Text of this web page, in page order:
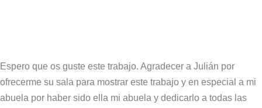
Espero que os guste este trabajo. Agradecer a Julián por
ofrecerme su sala para mostrar este trabajo y en especial a mi
abuela por haber sido ella mi abuela y dedicarlo a todas las